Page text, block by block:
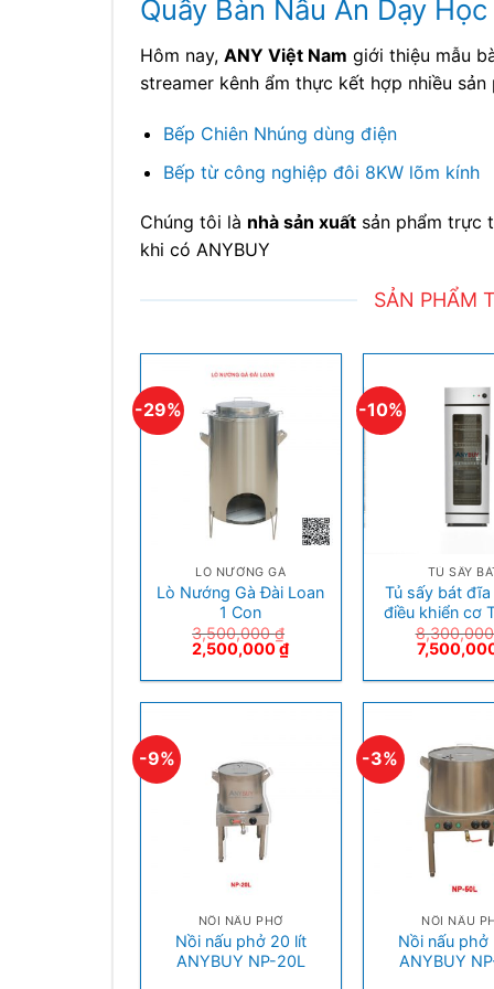
Quầy Bàn Nấu Ăn Dạy Học
Hôm nay, ANY Việt Nam giới thiệu mẫu
streamer kênh ẩm thực kết hợp nhiều
Bếp Chiên Nhúng dùng điện
Bếp từ công nghiệp đôi 8KW lõm kính
Chúng tôi là nhà sản xuất sản phẩm trực
khi có ANYBUY
SẢN PHẨM
-29%
LÒ NƯỚNG GÀ
Lò Nướng Gà Đài Loan
1 Con
3,500,000₫
2,500,000₫
-10%
TỦ SẤY
Tủ sấy bát đĩa
điều khiển cơ
-9%
NỒI NẤU PHỞ
Nồi nấu phở 20 lít
ANYBUY NP-20L
-3%
NỒI NẤU
Nồi nấu phở
ANYBUY